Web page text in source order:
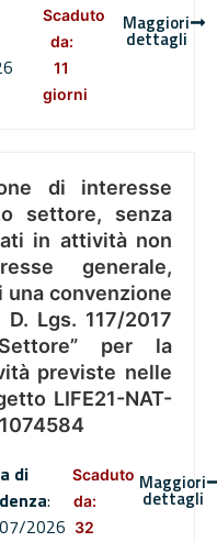
Scaduto
da:
11
giorni
Maggiori
dettagli
di interesse
settore, senza
in attività non
generale,
convenzione
Lgs. 117/2017
per la
previste nelle
LIFE21-NAT-
di
:
2026
Scaduto
da:
32
Maggiori
dettagli